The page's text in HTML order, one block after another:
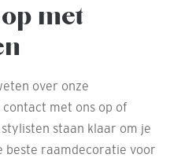
met
over onze
met ons op of
staan klaar om je
beste raamdecoratie voor